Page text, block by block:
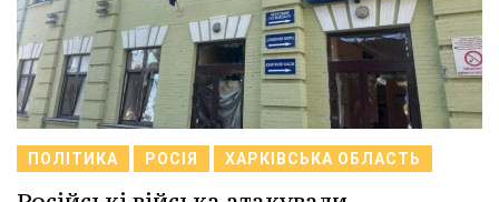
ПОЛІТИКА РОСІЯ ХАРКІВСЬКА ОБЛАСТЬ